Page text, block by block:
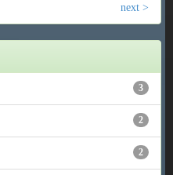
next >
3
2
2